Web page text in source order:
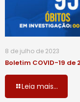
8 de julho de 2023
Boletim COVID-19
Leia mais...